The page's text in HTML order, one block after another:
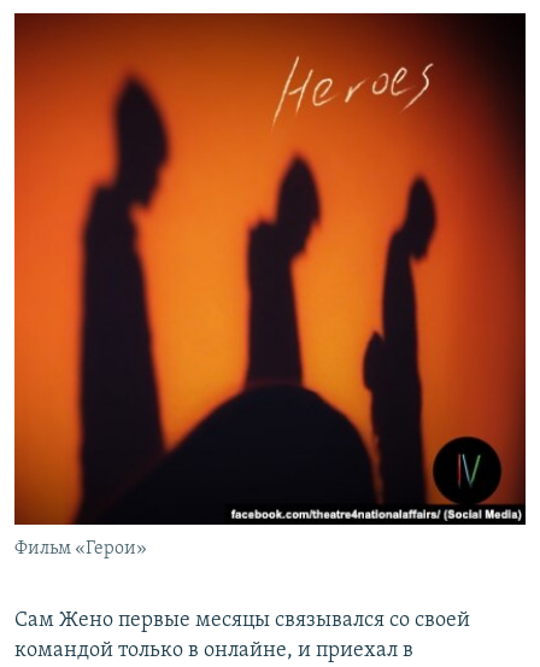
Фильм «Герои»
Сам Жено первые месяцы связывался со своей
командой только в онлайне, и приехал в